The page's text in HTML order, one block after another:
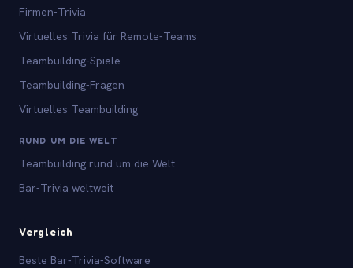
Firmen-Trivia
Virtuelles Trivia für Remote-Teams
Teambuilding-Spiele
Teambuilding-Fragen
Virtuelles Teambuilding
RUND UM DIE WELT
Teambuilding rund um die Welt
Bar-Trivia weltweit
Vergleich
Beste Bar-Trivia-Software